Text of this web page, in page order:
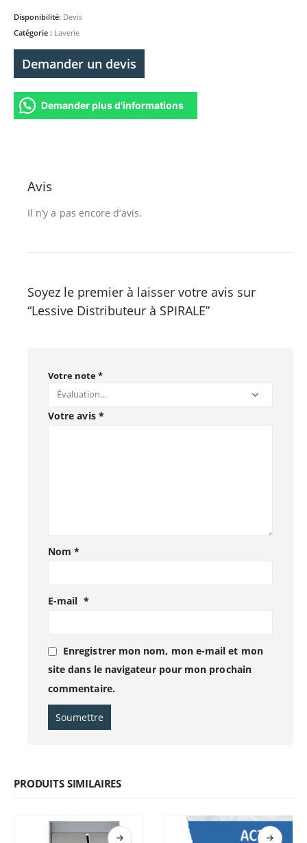
Disponibilité: Devis
Catégorie : Laverie
Demander un devis
Demander plus d'informations
Avis
Il n’y a pas encore d’avis.
Soyez le premier à laisser votre avis sur
“Lessive Distributeur à SPIRALE”
Votre note*
Votre avis *
Nom*
E-mail *
Enregistrer mon nom, mon e-mail et mon
site dans le navigateur pour mon prochain
commentaire.
PRODUITS SIMILAIRES